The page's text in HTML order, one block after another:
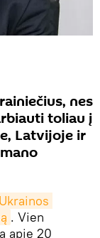
nes
toliau į
Latvijoje ir
. Vien
apie 20